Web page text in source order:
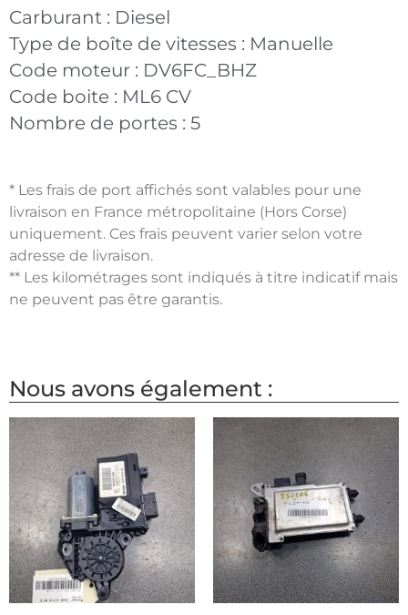
Carburant : Diesel
Type de boîte de vitesses : Manuelle
Code moteur : DV6FC_BHZ
Code boite : ML6 CV
Nombre de portes : 5
* Les frais de port affichés sont valables pour une
livraison en France métropolitaine (Hors Corse)
uniquement. Ces frais peuvent varier selon votre
adresse de livraison.
** Les kilométrages sont indiqués à titre indicatif mais
ne peuvent pas être garantis.
Nous avons également :